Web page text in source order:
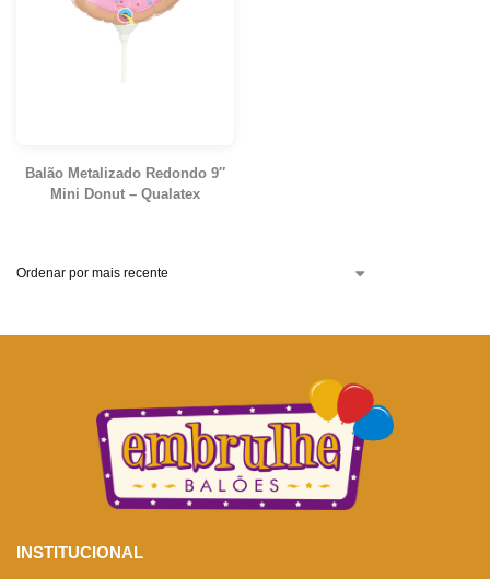
Balão Metalizado Redondo 9″
Mini Donut – Qualatex
INSTITUCIONAL